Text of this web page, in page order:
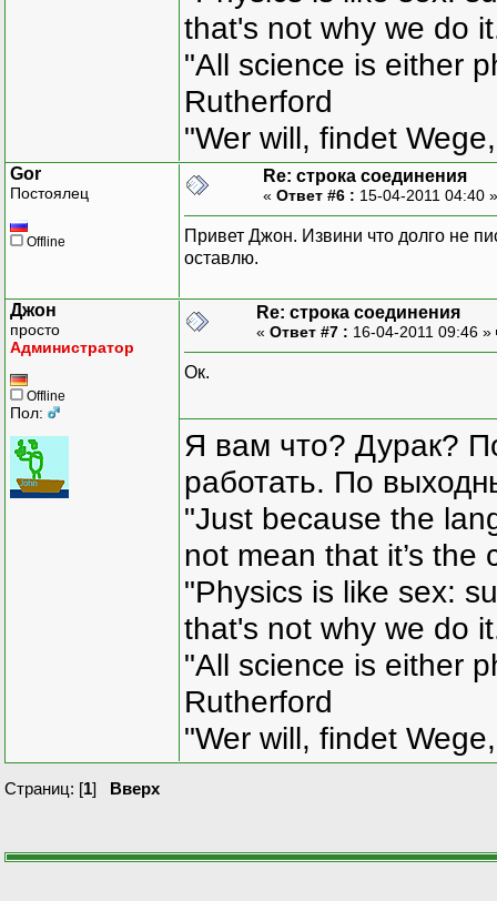
that's not why we do
"All science is either
Rutherford
"Wer will, findet
Gor
Постоялец
Offline
Re: строка соединения
« Ответ #6 : 15-04-2011 04:40
Привет Джон. Извини что долго не
оставлю.
Джон
просто
Администратор
Offline
Пол:
Re: строка соединения
« Ответ #7 : 16-04-2011 09:46 »
Ок.
Я вам что? Дурак?
работать. По
"Just because the
not mean that it’s the
"Physics is like sex:
that's not why we do
"All science is either
Rutherford
"Wer will, findet
Страниц: [1] Вверх